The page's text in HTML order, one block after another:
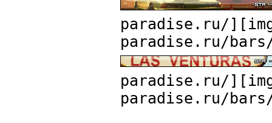
paradise.ru/
paradise.ru/
paradise.ru/
paradise.ru/